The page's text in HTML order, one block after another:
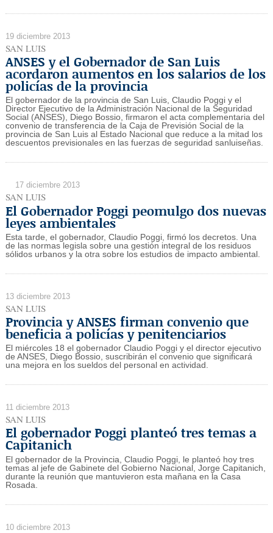
19 diciembre 2013
SAN LUIS
ANSES y el Gobernador de San Luis
acordaron aumentos en los salarios de los
policías de la provincia
El gobernador de la provincia de San Luis, Claudio Poggi y el
Director Ejecutivo de la Administración Nacional de la Seguridad
Social (ANSES), Diego Bossio, firmaron el acta complementaria del
convenio de transferencia de la Caja de Previsión Social de la
provincia de San Luis al Estado Nacional que reduce a la mitad los
descuentos previsionales en las fuerzas de seguridad sanluiseñas.
17 diciembre 2013
SAN LUIS
El Gobernador Poggi peomulgo dos nuevas
leyes ambientales
Esta tarde, el gobernador, Claudio Poggi, firmó los decretos. Una
de las normas legisla sobre una gestión integral de los residuos
sólidos urbanos y la otra sobre los estudios de impacto ambiental.
13 diciembre 2013
SAN LUIS
Provincia y ANSES firman convenio que
beneficia a policías y penitenciarios
El miércoles 18 el gobernador Claudio Poggi y el director ejecutivo
de ANSES, Diego Bossio, suscribirán el convenio que significará
una mejora en los sueldos del personal en actividad.
11 diciembre 2013
SAN LUIS
El gobernador Poggi planteó tres temas a
Capitanich
El gobernador de la Provincia, Claudio Poggi, le planteó hoy tres
temas al jefe de Gabinete del Gobierno Nacional, Jorge Capitanich,
durante la reunión que mantuvieron esta mañana en la Casa
Rosada.
10 diciembre 2013